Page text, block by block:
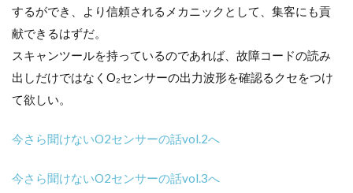
するができ、より信頼されるメカニックとして、集客にも貢
献できるはずだ。
スキャンツールを持っているのであれば、故障コードの読み
出しだけではなくO₂センサーの出力波形を確認るクセをつけ
て欲しい。
今さら聞けないO2センサーの話vol.2へ
今さら聞けないO2センサーの話vol.3へ